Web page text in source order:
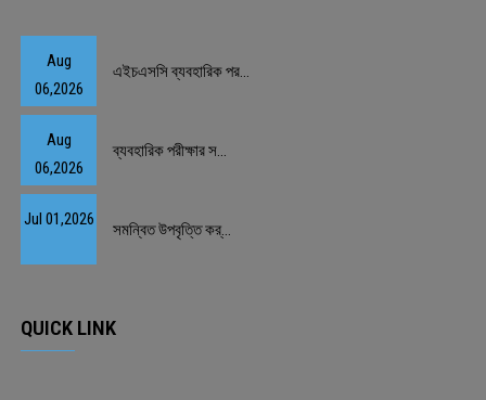
Aug
06,2026
এইচএসসি ব্যবহারিক পর...
Aug
06,2026
ব্যবহারিক পরীক্ষার স...
Jul 01,2026
সমন্বিত উপবৃত্তি কর্...
QUICK LINK